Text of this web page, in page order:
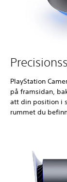
PlayStation
på framsidan,
att din position i
rummet du